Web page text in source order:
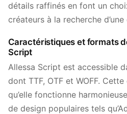
détails raffinés en font un
créateurs à la recherche
Caractéristiques et formats
Script
Allessa Script est accessible
dont TTF, OTF et WOFF.
qu’elle fonctionne
de design populaires tels